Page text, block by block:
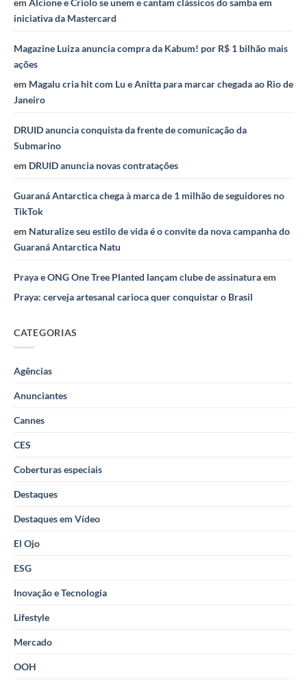
em Alcione e Criolo se unem e cantam clássicos do samba em
iniciativa da Mastercard
Magazine Luiza anuncia compra da Kabum! por R$ 1 bilhão mais
ações
em Magalu cria hit com Lu e Anitta para marcar chegada ao Rio de
Janeiro
DRUID anuncia conquista da frente de comunicação da
Submarino
em DRUID anuncia novas contratações
Guaraná Antarctica chega à marca de 1 milhão de seguidores no
TikTok
em Naturalize seu estilo de vida é o convite da nova campanha do
Guaraná Antarctica Natu
Praya e ONG One Tree Planted lançam clube de assinaturaem
Praya: cerveja artesanal carioca quer conquistar o Brasil
CATEGORIAS
Agências
Anunciantes
Cannes
CES
Coberturas especiais
Destaques
Destaques em Vídeo
El Ojo
ESG
Inovação e Tecnologia
Lifestyle
Mercado
OOH